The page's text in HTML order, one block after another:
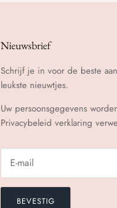
Nieuwsbrief
Schrijf je in voor de beste
leukste nieuwtjes.
Uw persoonsgegevens
Privacybeleid verklaring
BEVESTIG